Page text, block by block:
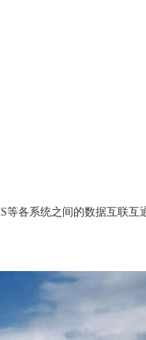
各系统之间的数据互联互